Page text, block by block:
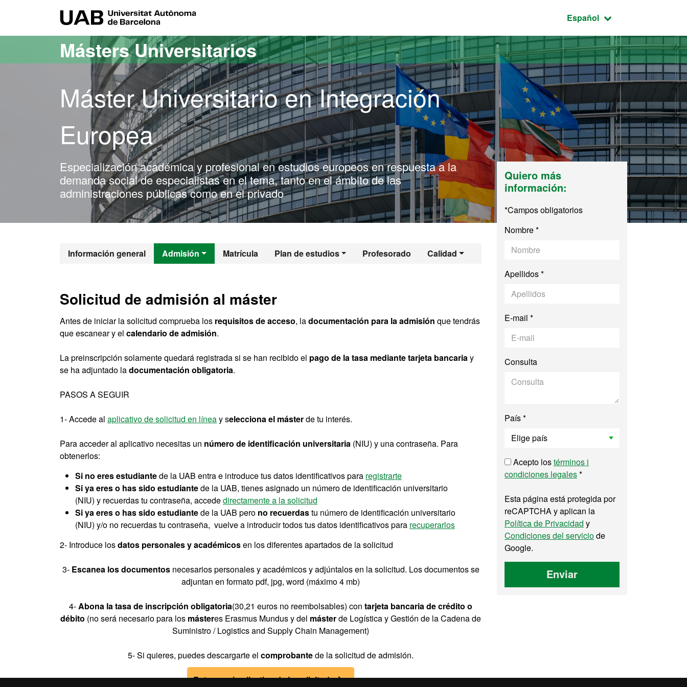
Idioma seleccionado:
Español
Másters Universitarios
Máster Universitario en Integración
Europea
Especialización académica y profesional en estudios europeos en respuesta a la
demanda social de especialistas en el tema, tanto en el ámbito de las
administraciones públicas como en el privado
Información general Admisión Matrícula Plan de estudios Profesorado Calidad
Máster Oficial - Integración Europea
Solicitud de admisión al máster
Antes de iniciar la solicitud comprueba los requisitos de acceso, ladocumentación para la admisión que tendrás
que escanear y el calendario de admisión.
La preinscripción solamente quedará registrada si se han recibido el pago de la tasa mediante tarjeta bancariay
se ha adjuntado ladocumentación obligatoria.
PASOS A SEGUIR
1- Accede al aplicativo de solicitud en líneay selecciona el másterde tu interés.
Para acceder al aplicativo necesitas un número de identificación universitaria (NIU) y una contraseña. Para
obtenerlos:
Si no eres estudiantede la UAB entra e introduce tus datos identificativos para registrarte
Si ya eres o has sido estudiantede la UAB, tienes asignado un número de identificación universitario
(NIU) y recuerdas tu contraseña, accededirectamente a la solicitud
Si ya eres o has sido estudiantede la UAB pero no recuerdastu número de identificación universitario
(NIU) y/o no recuerdas tu contraseña, vuelve a introducir todos tus datos identificativos para recuperarlos
2- Introduce losdatos personales y académicosen los diferentes apartados de la solicitud
3- Escanea los documentosnecesarios personales y académicos y adjúntalos en la solicitud. Los documentos se
adjuntan en formato pdf, jpg, word (máximo 4 mb)
4-Abona la tasa de inscripción obligatoria(30,21 euros no reembolsables) con tarjeta bancaria de crédito o
débito (no será necesario para los másteres Erasmus Mundus y del másterde Logística y Gestión de la Cadena de
Suministro / Logistics and Supply Chain Management)
5- Si quieres, puedes descargarte el comprobantede la solicitud de admisión.
Entra en el aplicativo de la solicitud
Quiero más
información:
*Campos obligatorios
Nombre *
Apellidos *
E-mail *
Consulta
País *
Acepto lostérminos i
condiciones legales*
Esta página está protegida por
reCAPTCHA y aplican la
Política de Privacidad y
Condiciones del serviciode
Google.
Enviar